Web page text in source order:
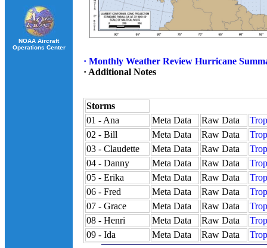
NOAA Aircraft
Operations Center
· Monthly Weather Review Hurricane
· Additional Notes
Storms
01 - Ana
Meta Data Raw Data
02 - Bill
Meta Data Raw Data
03 - Claudette
Meta Data Raw Data
04 - Danny
Meta Data Raw Data
05 - Erika
Meta Data Raw Data
06 - Fred
Meta Data Raw Data
07 - Grace
Meta Data Raw Data
08 - Henri
Meta Data Raw Data
09 - Ida
Meta Data Raw Data